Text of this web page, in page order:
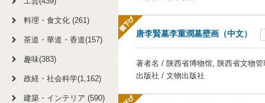
料理・食文化 (261)
茶道・華道・香道(157)
趣味(383)
政経・社会科学(1,162)
建築・インテリア (590)
唐李賢墓李重潤墓壁画（中文）
著者名 / 陕西省博物馆, 陕西省文物
出版社 / 文物出版社